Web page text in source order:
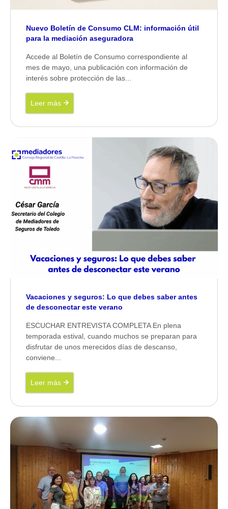
Nuevo Boletín de Consumo CLM: información útil
para la mediación aseguradora
Accede al Boletín de Consumo correspondiente al
mes de mayo, una publicación con información de
interés sobre protección de las...
Leer más
Vacaciones y seguros: Lo que debes saber antes
de desconectar este verano
ESCUCHAR ENTREVISTA COMPLETA En plena
temporada estival, cuando muchos se preparan para
disfrutar de unos merecidos días de descanso,
conviene...
Leer más